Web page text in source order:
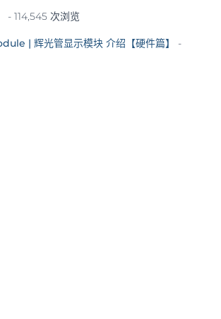
- 114,545 次浏览
| 辉光管显示模块 介绍【硬件篇】
-